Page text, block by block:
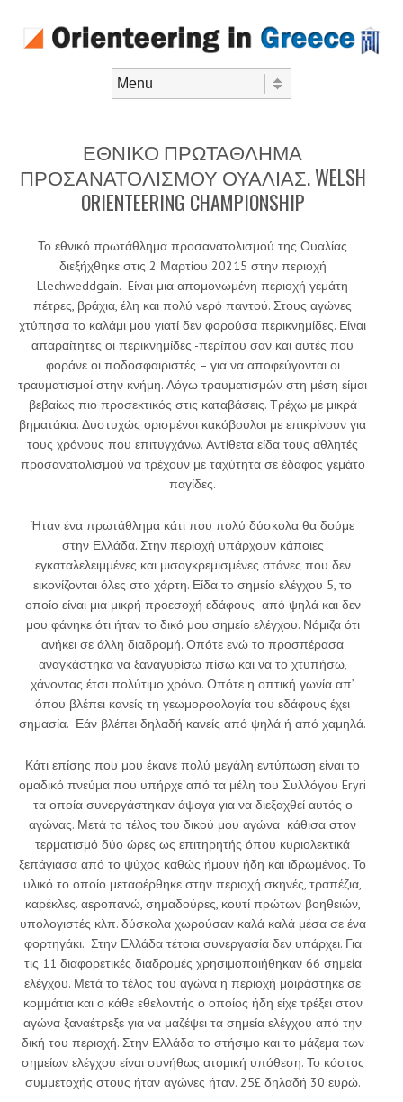
ΕΘΝΙΚΟ ΠΡΩΤΑΘΛΗΜΑ
ΠΡΟΣΑΝΑΤΟΛΙΣΜΟΥ ΟΥΑΛΙΑΣ. WELSH
ORIENTEERING CHAMPIONSHIP
Το εθνικό πρωτάθλημα προσανατολισμού της Ουαλίας
διεξήχθηκε στις 2 Μαρτίου 20215 στην περιοχή
Llechweddgain. Eίναι μια απομονωμένη περιοχή γεμάτη
πέτρες, βράχια, έλη και πολύ νερό παντού. Στους αγώνες
χτύπησα το καλάμι μου γιατί δεν φορούσα περικνημίδες. Είναι
απαραίτητες οι περικνημίδες -περίπου σαν και αυτές που
φοράνε οι ποδοσφαιριστές – για να αποφεύγονται οι
τραυματισμοί στην κνήμη. Λόγω τραυματισμών στη μέση είμαι
βεβαίως πιο προσεκτικός στις καταβάσεις. Τρέχω με μικρά
βηματάκια. Δυστυχώς ορισμένοι κακόβουλοι με επικρίνουν για
τους χρόνους που επιτυγχάνω. Αντίθετα είδα τους αθλητές
προσανατολισμού να τρέχουν με ταχύτητα σε έδαφος γεμάτο
παγίδες.
Ήταν ένα πρωτάθλημα κάτι που πολύ δύσκολα θα δούμε
στην Ελλάδα. Στην περιοχή υπάρχουν κάποιες
εγκαταλελειμμένες και μισογκρεμισμένες στάνες που δεν
εικονίζονται όλες στο χάρτη. Είδα το σημείο ελέγχου 5, το
οποίο είναι μια μικρή προεσοχή εδάφους από ψηλά και δεν
μου φάνηκε ότι ήταν το δικό μου σημείο ελέγχου. Νόμιζα ότι
ανήκει σε άλλη διαδρομή. Οπότε ενώ το προσπέρασα
αναγκάστηκα να ξαναγυρίσω πίσω και να το χτυπήσω,
χάνοντας έτσι πολύτιμο χρόνο. Οπότε η οπτική γωνία απ’
όπου βλέπει κανείς τη γεωμορφολογία του εδάφους έχει
σημασία. Εάν βλέπει δηλαδή κανείς από ψηλά ή από χαμηλά.
Κάτι επίσης που μου έκανε πολύ μεγάλη εντύπωση είναι το
ομαδικό πνεύμα που υπήρχε από τα μέλη του Συλλόγου Eryri
τα οποία συνεργάστηκαν άψογα για να διεξαχθεί αυτός ο
αγώνας. Μετά το τέλος του δικού μου αγώνα κάθισα στον
τερματισμό δύο ώρες ως επιτηρητής όπου κυριολεκτικά
ξεπάγιασα από το ψύχος καθώς ήμουν ήδη και ιδρωμένος. Το
υλικό το οποίο μεταφέρθηκε στην περιοχή σκηνές, τραπέζια,
καρέκλες. αεροπανώ, σημαδούρες, κουτί πρώτων βοηθειών,
υπολογιστές κλπ. δύσκολα χωρούσαν καλά καλά μέσα σε ένα
φορτηγάκι. Στην Ελλάδα τέτοια συνεργασία δεν υπάρχει. Για
τις 11 διαφορετικές διαδρομές χρησιμοποιήθηκαν 66 σημεία
ελέγχου. Μετά το τέλος του αγώνα η περιοχή μοιράστηκε σε
κομμάτια και ο κάθε εθελοντής ο οποίος ήδη είχε τρέξει στον
αγώνα ξαναέτρεξε για να μαζέψει τα σημεία ελέγχου από την
δική του περιοχή. Στην Ελλάδα το στήσιμο και το μάζεμα των
σημείων ελέγχου είναι συνήθως ατομική υπόθεση. Το κόστος
συμμετοχής στους ήταν αγώνες ήταν. 25£ δηλαδή 30 ευρώ.